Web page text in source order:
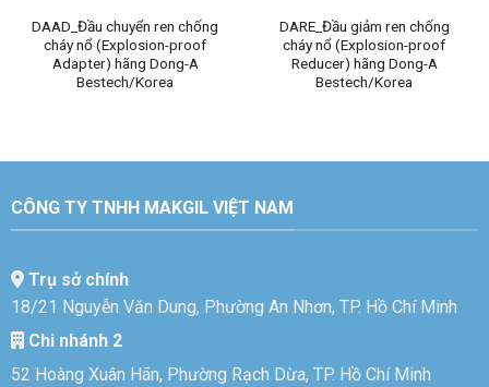
DAAD_Đầu chuyển ren chống
cháy nổ (Explosion-proof
Adapter) hãng Dong-A
Bestech/Korea
DARE_Đầu giảm ren chống
cháy nổ (Explosion-proof
Reducer) hãng Dong-A
Bestech/Korea
CÔNG TY TNHH MAKGIL VIỆT NAM
Trụ sở chính
18/21 Nguyễn Văn Dung, Phường An Nhơn, TP. Hồ Chí Minh
Chi nhánh 2
52 Hoàng Xuân Hãn, Phường Rạch Dừa, TP. Hồ Chí Minh